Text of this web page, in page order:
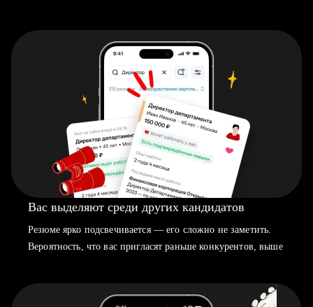
Вас выделяют среди других кандидатов
Резюме ярко подсвечивается — его сложно не заметить.
Вероятность, что вас пригласят раньше конкурентов, выше